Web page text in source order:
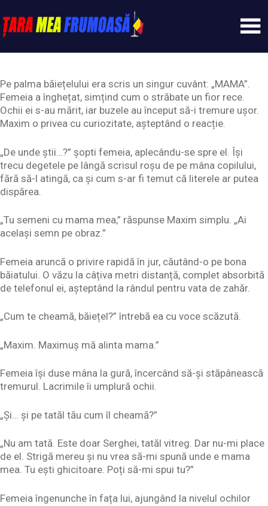
to
content
Tarameafrumoasa
Pe palma băiețelului era scris un singur cuvânt: „MAMA”.
Femeia a înghețat, simțind cum o străbate un fior rece.
Ochii ei s-au mărit, iar buzele au început să-i tremure ușor.
Maxim o privea cu curiozitate, așteptând o reacție.
„De unde știi…?” șopti femeia, aplecându-se spre el. Își
trecu degetele pe lângă scrisul roșu de pe mâna copilului,
fără să-l atingă, ca și cum s-ar fi temut că literele ar putea
dispărea.
„Tu semeni cu mama mea,” răspunse Maxim simplu. „Ai
același semn pe obraz.”
Femeia aruncă o privire rapidă în jur, căutând-o pe bona
băiatului. O văzu la câțiva metri distanță, complet absorbită
de telefonul ei, așteptând la rândul pentru vata de zahăr.
„Cum te cheamă, băiețel?” întrebă ea cu voce scăzută.
„Maxim. Maximuș mă alinta mama.”
Femeia își duse mâna la gură, încercând să-și stăpânească
tremurul. Lacrimile îi umplură ochii.
„Și… și pe tatăl tău cum îl cheamă?”
„Nu am tată. Este doar Serghei, tatăl vitreg. Dar nu-mi place
de el. Strigă mereu și nu vrea să-mi spună unde e mama
mea. Tu ești ghicitoare. Poți să-mi spui tu?”
Femeia îngenunche în fața lui, ajungând la nivelul ochilor